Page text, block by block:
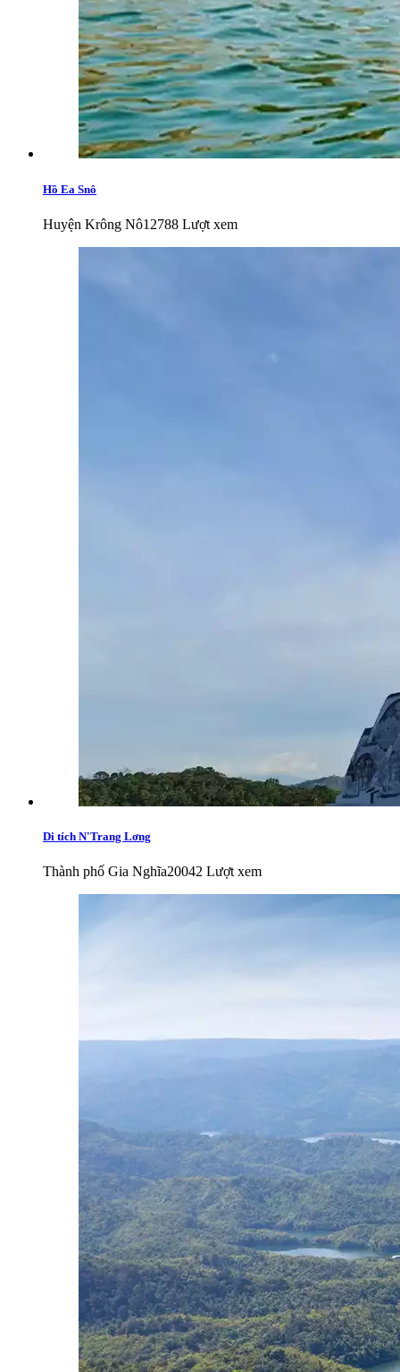
Hồ Ea Snô
Huyện Krông Nô12788 Lượt xem
Di tích N'Trang Lơng
Thành phố Gia Nghĩa20042 Lượt xem